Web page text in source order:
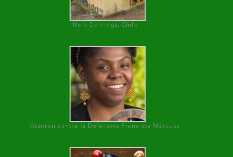
No a Dominga, Chile
Atentan contra la Defensora Francisca Márquez